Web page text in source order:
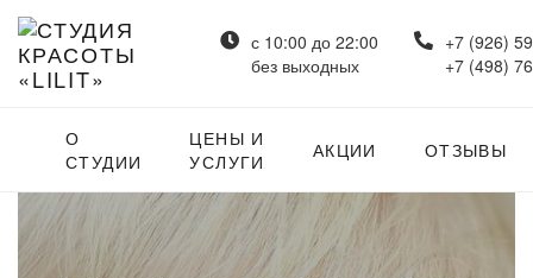
с 10:00 до 22:00
без выходных
+7 (926)
+7 (498)
О
СТУДИИ
ЦЕНЫ И
УСЛУГИ
АКЦИИ ОТЗЫВЫ